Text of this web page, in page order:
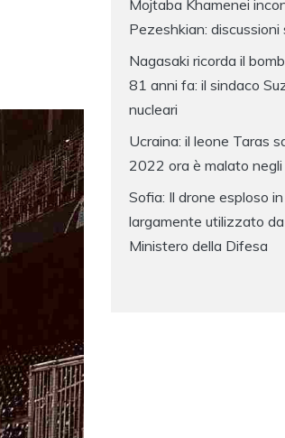
Mojtaba Khamenei
Pezeshkian: discussioni
Nagasaki ricorda il
81 anni fa: il sindaco
nucleari
Ucraina: il leone Taras
2022 ora è malato
Sofia: Il drone esploso
largamente utilizzato
Ministero della Difesa